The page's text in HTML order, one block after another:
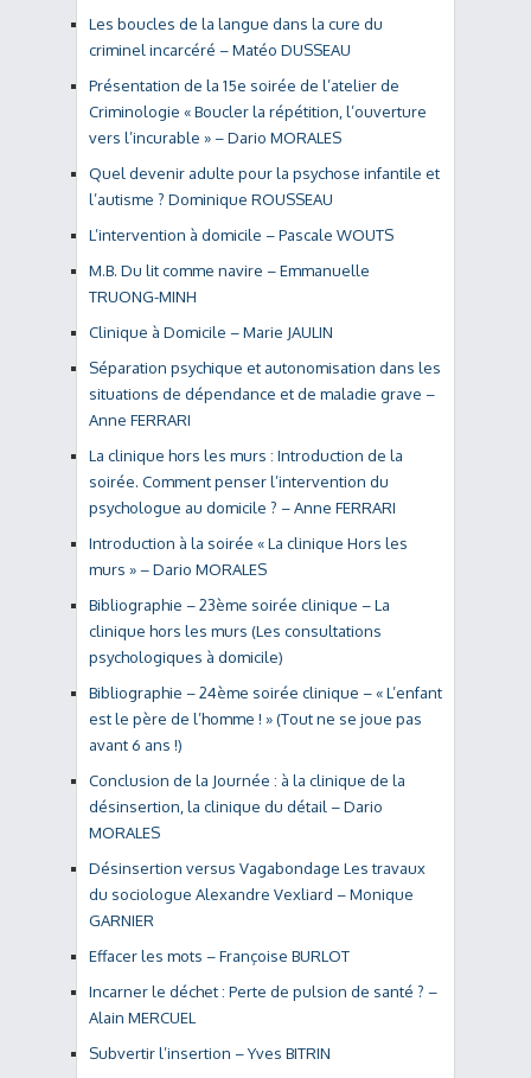
Les boucles de la langue dans la cure du
criminel incarcéré – Matéo DUSSEAU
Présentation de la 15e soirée de l’atelier de
Criminologie « Boucler la répétition, l’ouverture
vers l’incurable » – Dario MORALES
Quel devenir adulte pour la psychose infantile et
l’autisme ? Dominique ROUSSEAU
L’intervention à domicile – Pascale WOUTS
M.B. Du lit comme navire – Emmanuelle
TRUONG-MINH
Clinique à Domicile – Marie JAULIN
Séparation psychique et autonomisation dans les
situations de dépendance et de maladie grave –
Anne FERRARI
La clinique hors les murs : Introduction de la
soirée. Comment penser l’intervention du
psychologue au domicile ? – Anne FERRARI
Introduction à la soirée « La clinique Hors les
murs » – Dario MORALES
Bibliographie – 23ème soirée clinique – La
clinique hors les murs (Les consultations
psychologiques à domicile)
Bibliographie – 24ème soirée clinique – « L’enfant
est le père de l’homme ! » (Tout ne se joue pas
avant 6 ans !)
Conclusion de la Journée : à la clinique de la
désinsertion, la clinique du détail – Dario
MORALES
Désinsertion versus Vagabondage Les travaux
du sociologue Alexandre Vexliard – Monique
GARNIER
Effacer les mots – Françoise BURLOT
Incarner le déchet : Perte de pulsion de santé ? –
Alain MERCUEL
Subvertir l’insertion – Yves BITRIN